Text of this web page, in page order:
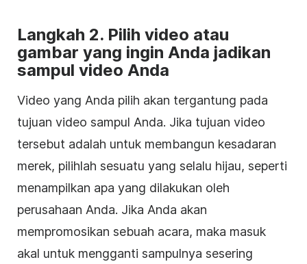
Langkah 2. Pilih video atau
gambar yang ingin Anda jadikan
sampul video Anda
Video yang Anda pilih akan tergantung pada
tujuan video sampul Anda. Jika tujuan video
tersebut adalah untuk membangun kesadaran
merek, pilihlah sesuatu yang selalu hijau, seperti
menampilkan apa yang dilakukan oleh
perusahaan Anda. Jika Anda akan
mempromosikan sebuah acara, maka masuk
akal untuk mengganti sampulnya sesering